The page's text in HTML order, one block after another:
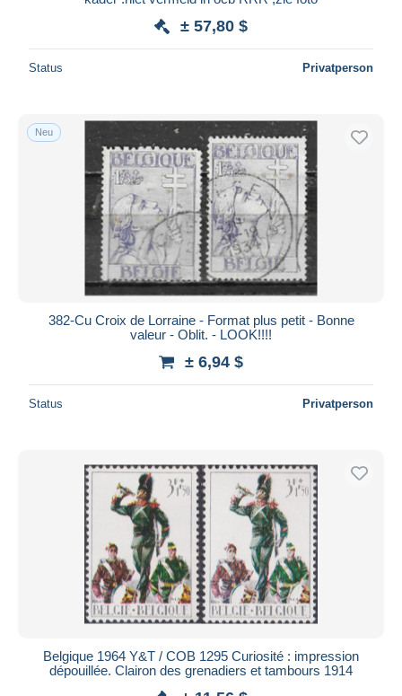
± 57,80 $
Status Privatperson
Neu
382-Cu Croix de Lorraine - Format plus petit - Bonne
valeur - Oblit. - LOOK!!!!
± 6,94 $
Status Privatperson
Belgique 1964 Y&T / COB 1295 Curiosité : impression
dépouillée. Clairon des grenadiers et tambours 1914